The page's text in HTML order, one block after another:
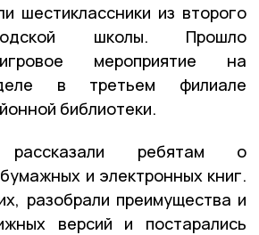
шестиклассники из второго
школы. Прошло
игровое мероприятие на
в третьем филиале
библиотеки.
рассказали ребятам о
и электронных книг.
разобрали преимущества и
версий и постарались